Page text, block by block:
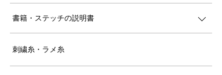
書籍・ステッチの説明書
刺繍糸・ラメ糸